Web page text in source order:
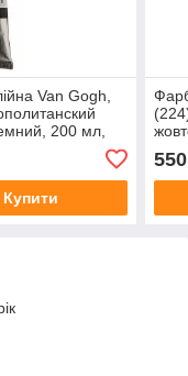
Van Gogh,
200 мл,
Купити
550